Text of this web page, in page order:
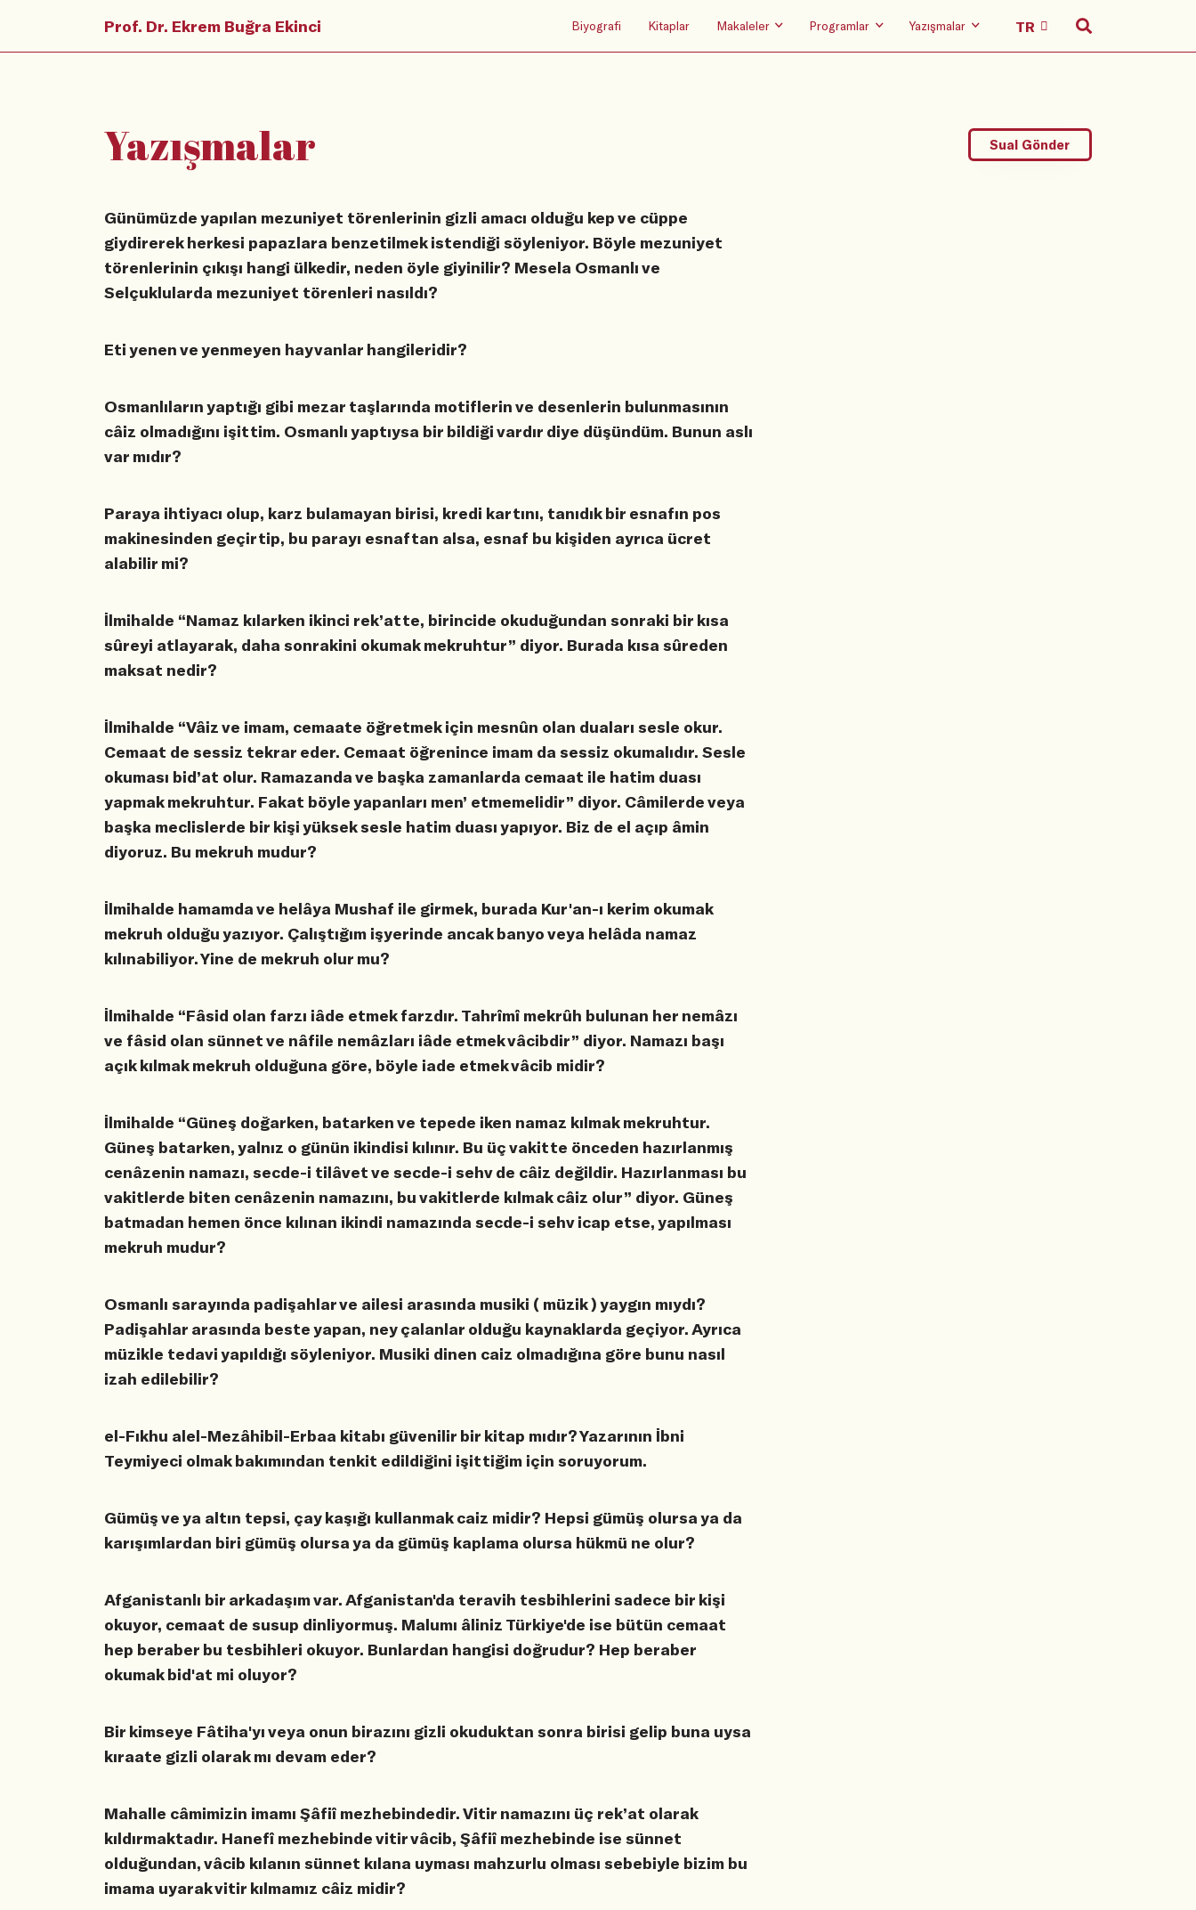
Prof. Dr. Ekrem Buğra Ekinci Biyografi Kitaplar Makaleler Programlar Yazışmalar
Yazışmalar Sual Gönder
Günümüzde yapılan mezuniyet törenlerinin gizli amacı olduğu kep ve cüppe
giydirerek herkesi papazlara benzetilmek istendiği söyleniyor. Böyle mezuniyet
törenlerinin çıkışı hangi ülkedir, neden öyle giyinilir? Mesela Osmanlı ve
Selçuklularda mezuniyet törenleri nasıldı?
Eti yenen ve yenmeyen hayvanlar hangileridir?
Osmanlıların yaptığı gibi mezar taşlarında motiflerin ve desenlerin bulunmasının
câiz olmadığını işittim. Osmanlı yaptıysa bir bildiği vardır diye düşündüm. Bunun aslı
var mıdır?
Paraya ihtiyacı olup, karz bulamayan birisi, kredi kartını, tanıdık bir esnafın pos
makinesinden geçirtip, bu parayı esnaftan alsa, esnaf bu kişiden ayrıca ücret
alabilir mi?
İlmihalde “Namaz kılarken ikinci rek’atte, birincide okuduğundan sonraki bir kısa
sûreyi atlayarak, daha sonrakini okumak mekruhtur” diyor. Burada kısa sûreden
maksat nedir?
İlmihalde “Vâiz ve imam, cemaate öğretmek için mesnûn olan duaları sesle okur.
Cemaat de sessiz tekrar eder. Cemaat öğrenince imam da sessiz okumalıdır. Sesle
okuması bid’at olur. Ramazanda ve başka zamanlarda cemaat ile hatim duası
yapmak mekruhtur. Fakat böyle yapanları men’ etmemelidir” diyor. Câmilerde veya
başka meclislerde bir kişi yüksek sesle hatim duası yapıyor. Biz de el açıp âmin
diyoruz. Bu mekruh mudur?
İlmihalde hamamda ve helâya Mushaf ile girmek, burada Kur'an-ı kerim okumak
mekruh olduğu yazıyor. Çalıştığım işyerinde ancak banyo veya helâda namaz
kılınabiliyor. Yine de mekruh olur mu?
İlmihalde “Fâsid olan farzı iâde etmek farzdır. Tahrîmî mekrûh bulunan her nemâzı
ve fâsid olan sünnet ve nâfile nemâzları iâde etmek vâcibdir” diyor. Namazı başı
açık kılmak mekruh olduğuna göre, böyle iade etmek vâcib midir?
İlmihalde “Güneş doğarken, batarken ve tepede iken namaz kılmak mekruhtur.
Güneş batarken, yalnız o günün ikindisi kılınır. Bu üç vakitte önceden hazırlanmış
cenâzenin namazı, secde-i tilâvet ve secde-i sehv de câiz değildir. Hazırlanması bu
vakitlerde biten cenâzenin namazını, bu vakitlerde kılmak câiz olur” diyor. Güneş
batmadan hemen önce kılınan ikindi namazında secde-i sehv icap etse, yapılması
mekruh mudur?
Osmanlı sarayında padişahlar ve ailesi arasında musiki ( müzik ) yaygın mıydı?
Padişahlar arasında beste yapan, ney çalanlar olduğu kaynaklarda geçiyor. Ayrıca
müzikle tedavi yapıldığı söyleniyor. Musiki dinen caiz olmadığına göre bunu nasıl
izah edilebilir?
el-Fıkhu alel-Mezâhibil-Erbaa kitabı güvenilir bir kitap mıdır? Yazarının İbni
Teymiyeci olmak bakımından tenkit edildiğini işittiğim için soruyorum.
Gümüş ve ya altın tepsi, çay kaşığı kullanmak caiz midir? Hepsi gümüş olursa ya da
karışımlardan biri gümüş olursa ya da gümüş kaplama olursa hükmü ne olur?
Afganistanlı bir arkadaşım var. Afganistan'da teravih tesbihlerini sadece bir kişi
okuyor, cemaat de susup dinliyormuş. Malumı âliniz Türkiye'de ise bütün cemaat
hep beraber bu tesbihleri okuyor. Bunlardan hangisi doğrudur? Hep beraber
okumak bid'at mi oluyor?
Bir kimseye Fâtiha'yı veya onun birazını gizli okuduktan sonra birisi gelip buna uysa
kıraate gizli olarak mı devam eder?
Mahalle câmimizin imamı Şâfiî mezhebindedir. Vitir namazını üç rek’at olarak
kıldırmaktadır. Hanefî mezhebinde vitir vâcib, Şâfiî mezhebinde ise sünnet
olduğundan, vâcib kılanın sünnet kılana uyması mahzurlu olması sebebiyle bizim bu
imama uyarak vitir kılmamız câiz midir?